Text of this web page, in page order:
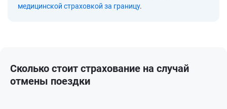
медицинской страховкой за границу.
Сколько стоит страхование на случай
отмены поездки